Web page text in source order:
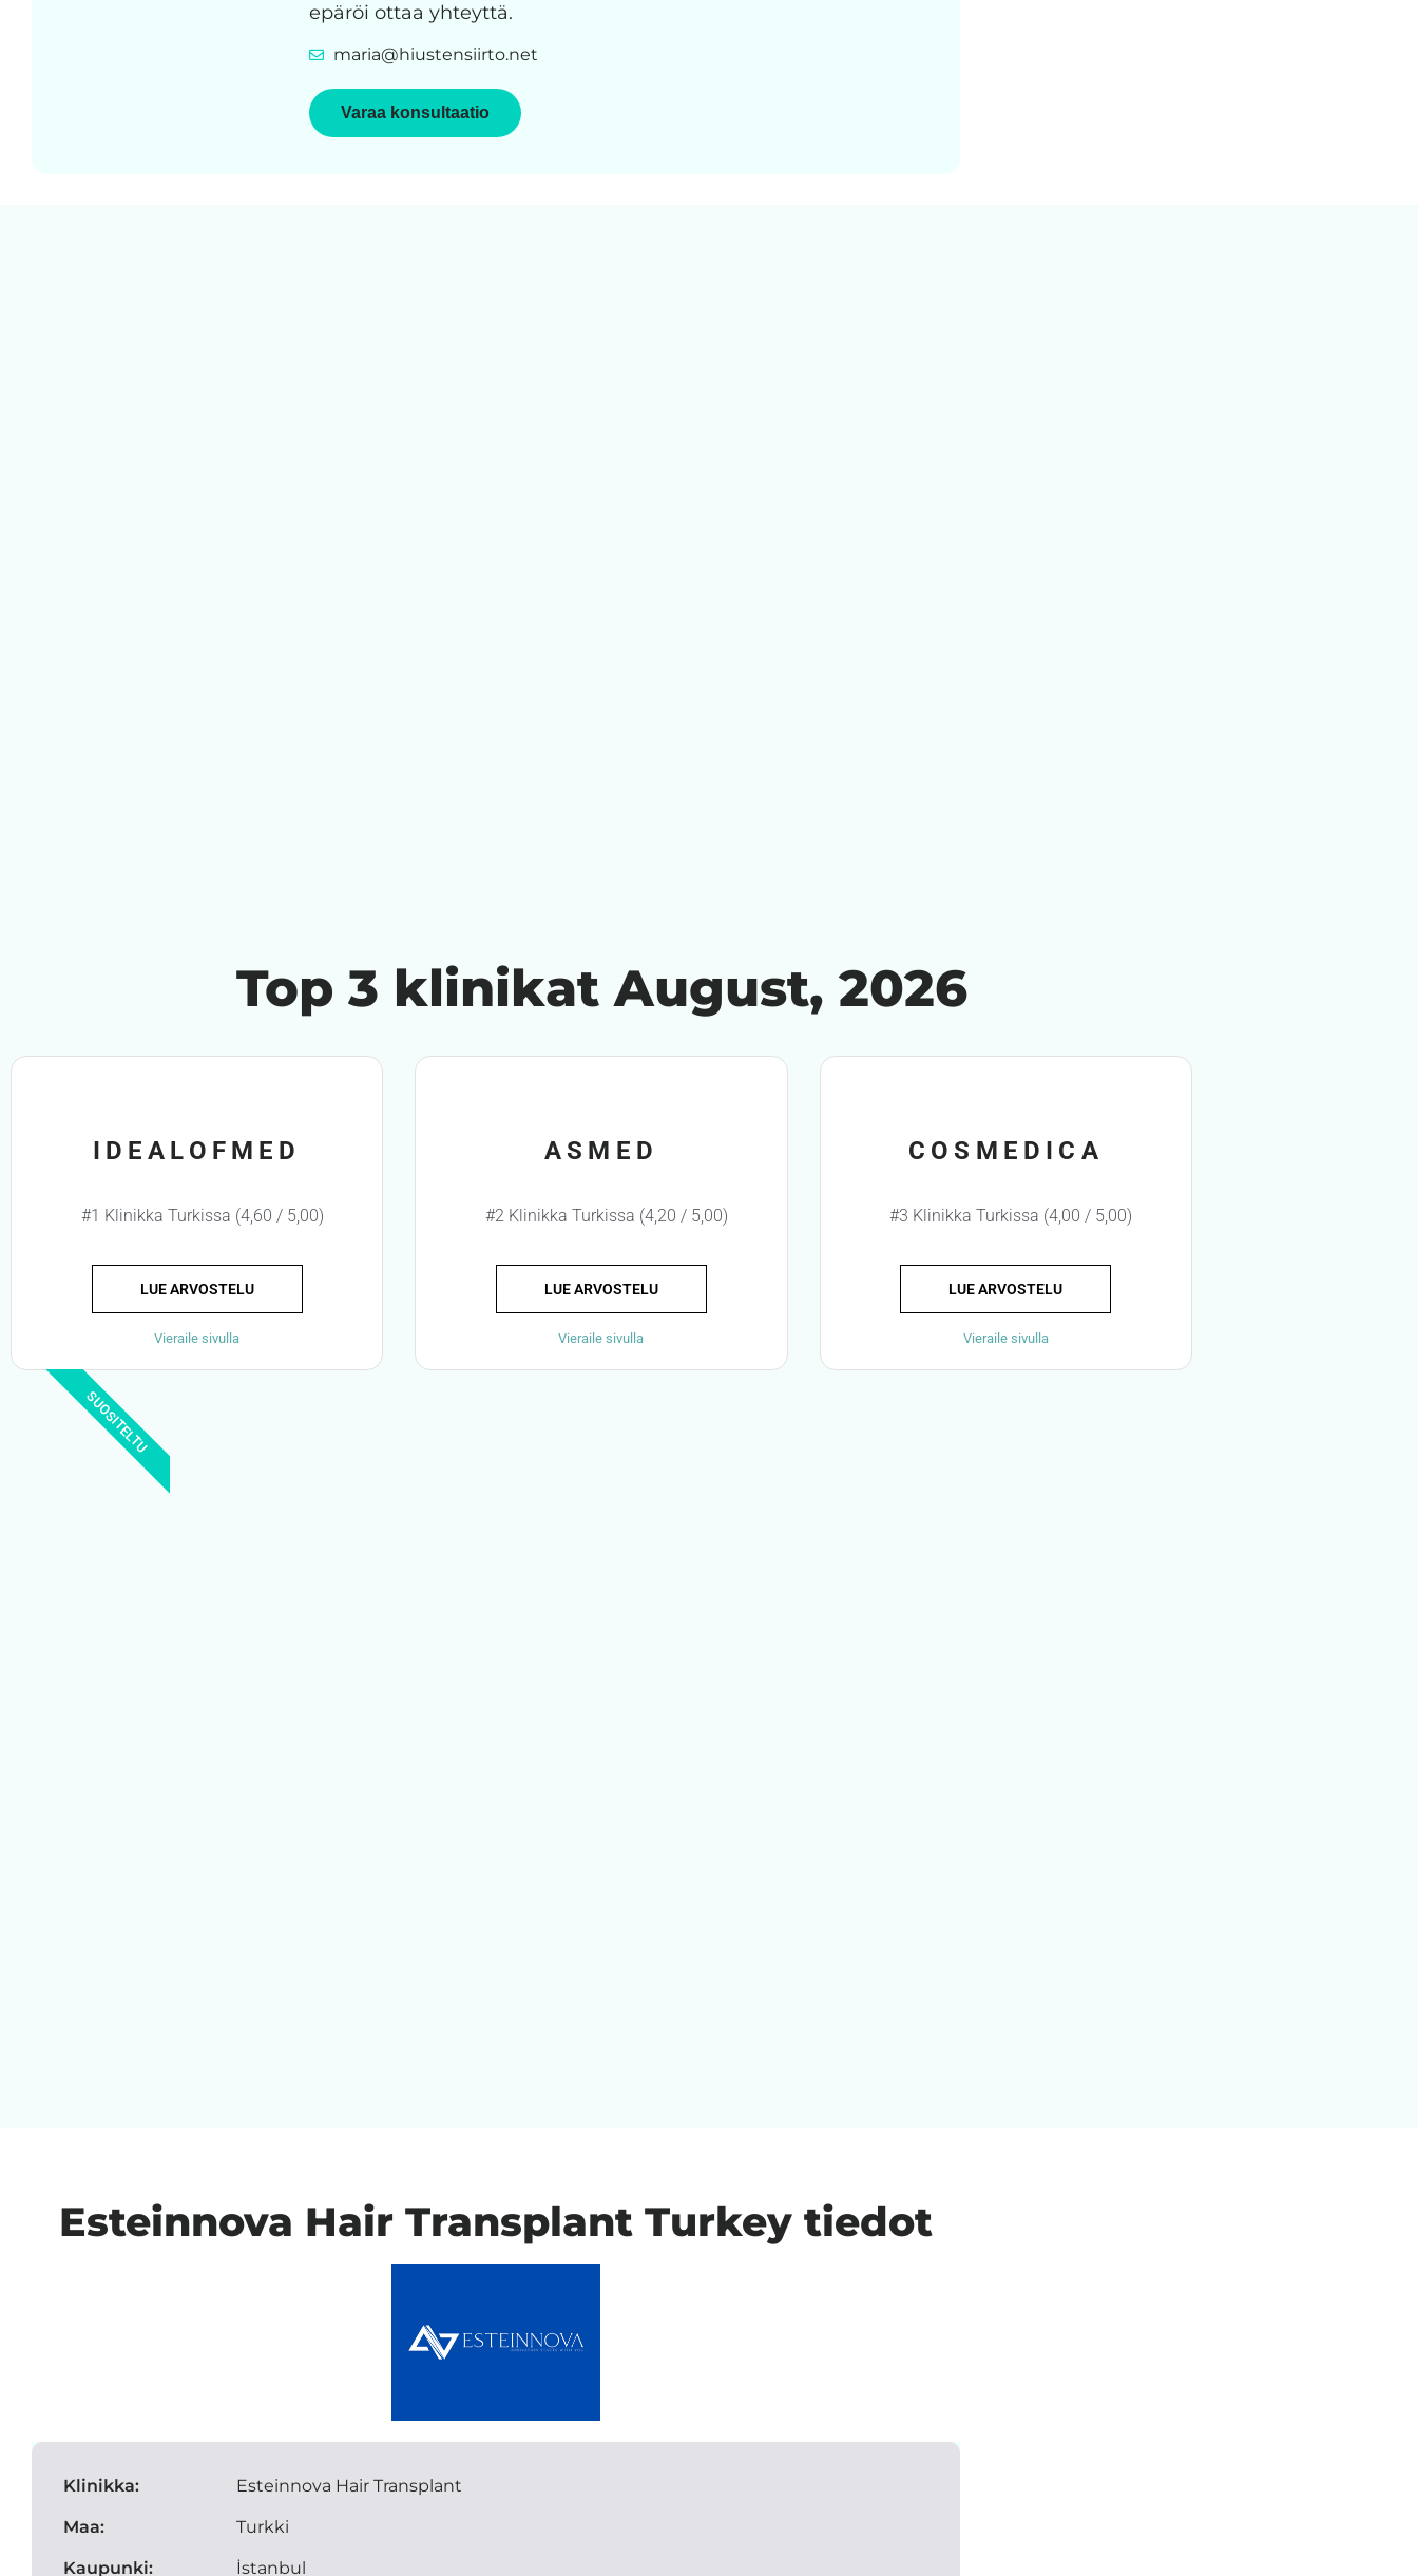
epäröi ottaa yhteyttä.
maria@hiustensiirto.net
Varaa konsultaatio
Top 3 klinikat August, 2026
IDEALOFMED
#1 Klinikka Turkissa (4,60 / 5,00)
LUE ARVOSTELU
Vieraile sivulla
SUOSITELTU
ASMED
#2 Klinikka Turkissa (4,20 / 5,00)
LUE ARVOSTELU
Vieraile sivulla
COSMEDICA
#3 Klinikka Turkissa (4,00 / 5,00)
LUE ARVOSTELU
Vieraile sivulla
Esteinnova Hair Transplant Turkey tiedot
Klinikka:
Maa:
Kaupunki:
Esteinnova Hair Transplant
Turkki
İstanbul